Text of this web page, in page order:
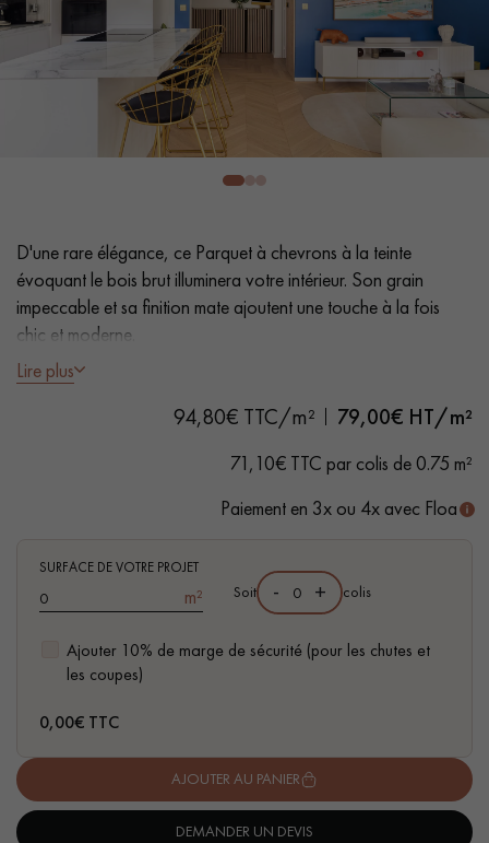
PARQUET FUMÉ
PARQUET LAMES LARGES XXL PARQUET EN CHÊNE
ACCESSOIRES PARQUET
D'INTÉRIEUR
0805 82 82 82
VOUS AVEZ UN PROJET ?
Nos experts sont à votre disposition pour vous guider pas à
pas dans le choix et la pose de votre parquet.
Un expert Décoplus Parquets vous appelle
Demandez un rendez-vous personnalisé
D'une rare élégance, ce Parquet à chevrons à la teinte
évoquant le bois brut illuminera votre intérieur. Son grain
impeccable et sa finition mate ajoutent une touche à la fois
chic et moderne.
- Lames Largeur 9 cm
- Brossé, Chanfreins des 4 côtés
- Choix Sélection - rendu homogène, rares nœuds < 10 mm
Lire plus
94,80€ TTC/m² 79,00€ HT/m²
71,10€ TTC par colis de 0.75 m²
Paiement en 3x ou 4x avec Floa
SURFACE DE VOTRE PROJET
m²
Ajouter 10% de marge de sécurité (pour les chutes et
les coupes)
Soit - + colis
0,00€ TTC
AJOUTER AU PANIER
DEMANDER UN DEVIS